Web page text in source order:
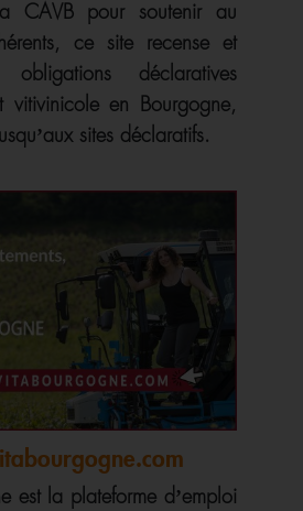
CAVB pour soutenir au
ce site recense et
déclaratives
vitivinicole en Bourgogne,
sites déclaratifs.
est la plateforme d’emploi